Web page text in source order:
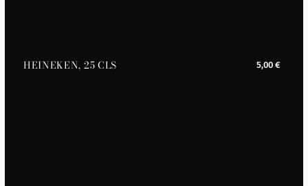
HEINEKEN, 25 CLS 5,00 €